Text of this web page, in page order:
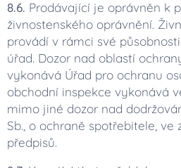
8.6. Prodávající je oprávněn k
živnostenského oprávnění.
provádí v rámci své
úřad. Dozor nad oblastí
vykonává Úřad pro ochranu
obchodní inspekce vykonává
mimo jiné dozor nad
Sb., o ochraně spotřebitele, ve
předpisů.